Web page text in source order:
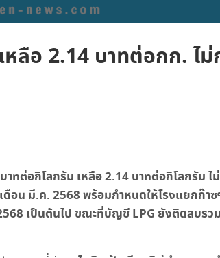
หลือ 2.14 บาทต่อกก. ไม่
ทต่อกิโลกรัม เหลือ 2.14 บาทต่อกิโลกรัม ไ
น มี.ค. 2568 พร้อมกำหนดให้โรงแยกก๊าซ
เป็นต้นไป ขณะที่บัญชี LPG ยังติดลบรว